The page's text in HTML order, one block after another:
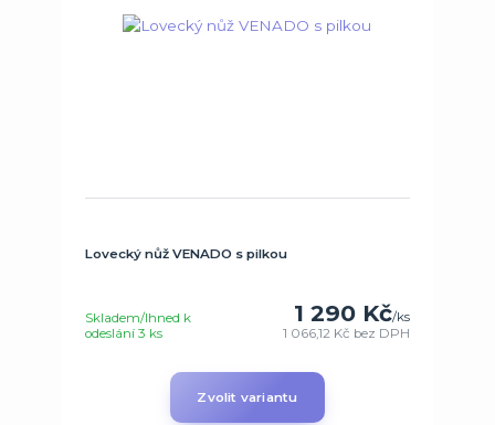
Lovecký nůž VENADO s pilkou
1 290 Kč/ks
1 066,12 Kč bez DPH
Skladem/Ihned k
odeslání 3 ks
Zvolit variantu